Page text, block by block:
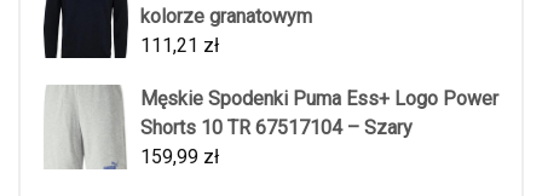
kolorze granatowym
111,21 zł
Męskie Spodenki Puma Ess+ Logo Power
Shorts 10 TR 67517104 – Szary
159,99 zł